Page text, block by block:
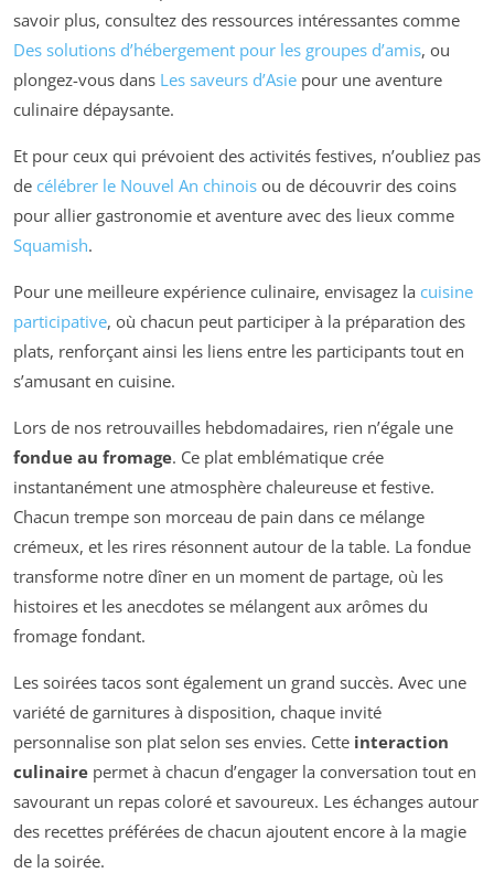
savoir plus, consultez des ressources intéressantes comme
Des solutions d’hébergement pour les groupes d’amis, ou
plongez-vous dans Les saveurs d’Asie pour une aventure
culinaire dépaysante.
Et pour ceux qui prévoient des activités festives, n’oubliez pas
de célébrer le Nouvel An chinois ou de découvrir des coins
pour allier gastronomie et aventure avec des lieux comme
Squamish.
Pour une meilleure expérience culinaire, envisagez la cuisine
participative, où chacun peut participer à la préparation des
plats, renforçant ainsi les liens entre les participants tout en
s’amusant en cuisine.
Lors de nos retrouvailles hebdomadaires, rien n’égale une
fondue au fromage. Ce plat emblématique crée
instantanément une atmosphère chaleureuse et festive.
Chacun trempe son morceau de pain dans ce mélange
crémeux, et les rires résonnent autour de la table. La fondue
transforme notre dîner en un moment de partage, où les
histoires et les anecdotes se mélangent aux arômes du
fromage fondant.
Les soirées tacos sont également un grand succès. Avec une
variété de garnitures à disposition, chaque invité
personnalise son plat selon ses envies. Cette interaction
culinaire permet à chacun d’engager la conversation tout en
savourant un repas coloré et savoureux. Les échanges autour
des recettes préférées de chacun ajoutent encore à la magie
de la soirée.